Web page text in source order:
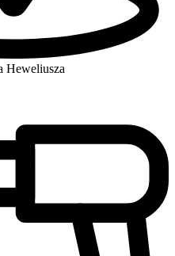
Heweliusza